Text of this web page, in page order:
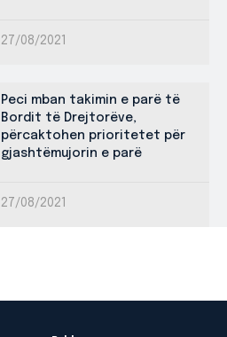
27/08/2021
Peci mban takimin e parë të
Bordit të Drejtorëve,
përcaktohen prioritetet për
gjashtëmujorin e parë
27/08/2021